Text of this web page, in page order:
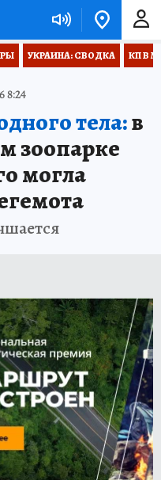
УКРАИНА: СВОДКА КП В
8:24
тела:в
зоопарке
могла